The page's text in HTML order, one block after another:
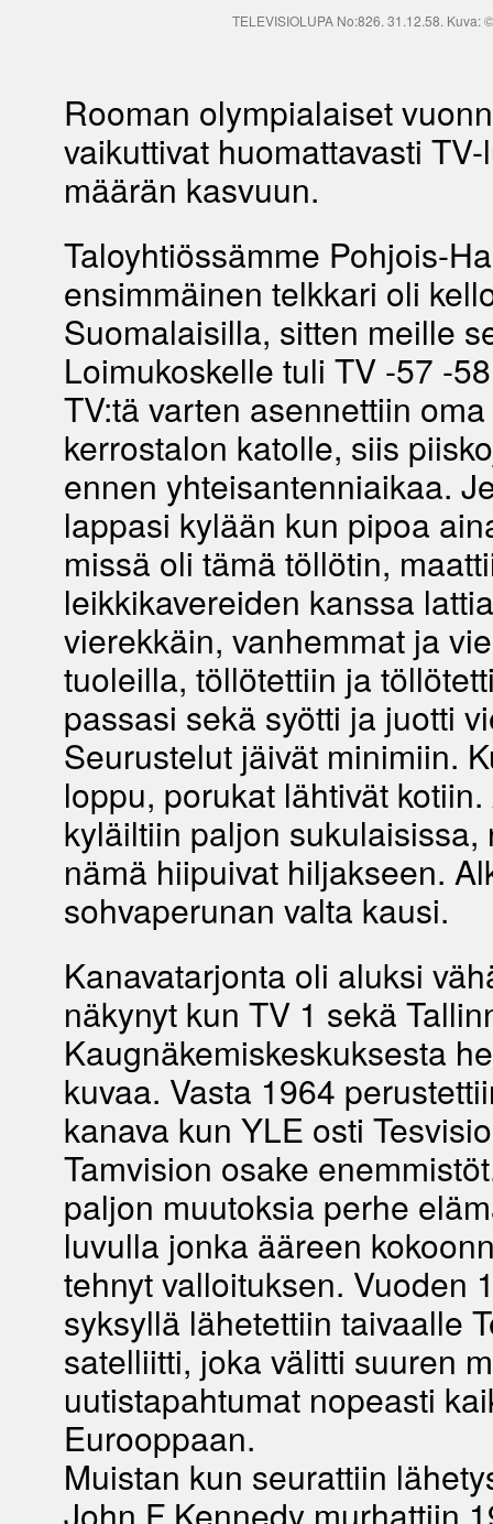
TELEVISIOLUPA No:826. 31.12.58. Kuva:
Rooman olympialaiset
vaikuttivat huomattavasti
määrän kasvuun.
Taloyhtiössämme Pohjois-
ensimmäinen telkkari oli
Suomalaisilla, sitten meille
Loimukoskelle tuli TV -57 -
TV:tä varten asennettiin
kerrostalon katolle, siis
ennen yhteisantenniaikaa.
lappasi kylään kun pipoa
missä oli tämä töllötin,
leikkikavereiden kanssa
vierekkäin, vanhemmat ja
tuoleilla, töllötettiin ja
passasi sekä syötti ja juotti
Seurustelut jäivät minimiin.
loppu, porukat lähtivät
kyläiltiin paljon sukulaisissa,
nämä hiipuivat hiljakseen.
sohvaperunan valta kausi.
Kanavatarjonta oli aluksi
näkynyt kun TV 1 sekä
Kaugnäkemiskeskuksesta
kuvaa. Vasta 1964
kanava kun YLE osti
Tamvision osake
paljon muutoksia perhe
luvulla jonka ääreen
tehnyt valloituksen. Vuoden
syksyllä lähetettiin taivaalle
satelliitti, joka välitti suuren
uutistapahtumat nopeasti
Eurooppaan.
Muistan kun seurattiin